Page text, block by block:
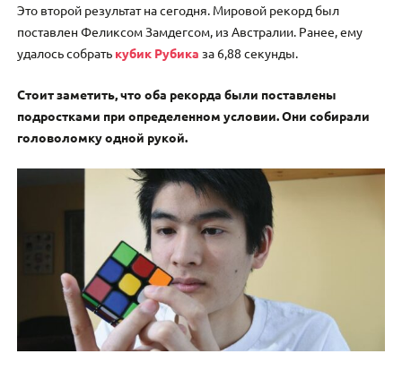
Это второй результат на сегодня. Мировой рекорд был
поставлен Феликсом Замдегсом, из Австралии. Ранее, ему
удалось собрать кубик Рубика за 6,88 секунды.
Стоит заметить, что оба рекорда были поставлены
подростками при определенном условии. Они собирали
головоломку одной рукой.